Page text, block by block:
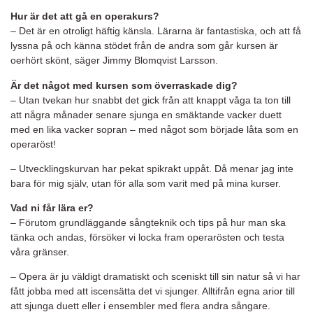
Hur är det att gå en operakurs?
– Det är en otroligt häftig känsla. Lärarna är fantastiska, och att få
lyssna på och känna stödet från de andra som går kursen är
oerhört skönt, säger Jimmy Blomqvist Larsson.
Är det något med kursen som överraskade dig?
– Utan tvekan hur snabbt det gick från att knappt våga ta ton till
att några månader senare sjunga en smäktande vacker duett
med en lika vacker sopran – med något som började låta som en
operaröst!
– Utvecklingskurvan har pekat spikrakt uppåt. Då menar jag inte
bara för mig själv, utan för alla som varit med på mina kurser.
Vad ni får lära er?
– Förutom grundläggande sångteknik och tips på hur man ska
tänka och andas, försöker vi locka fram operarösten och testa
våra gränser.
– Opera är ju väldigt dramatiskt och sceniskt till sin natur så vi har
fått jobba med att iscensätta det vi sjunger. Alltifrån egna arior till
att sjunga duett eller i ensembler med flera andra sångare.